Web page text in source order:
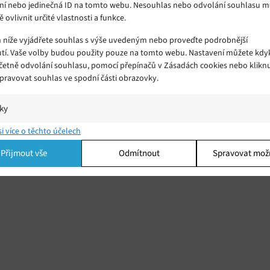
nebo jedinečná ID na tomto webu. Nesouhlas nebo odvolání souhlasu
ovlivnit určité vlastnosti a funkce.
vyjádřete souhlas s výše uvedeným nebo proveďte podrobnější
Vaše volby budou použity pouze na tomto webu. Nastavení můžete
odvolání souhlasu, pomocí přepínačů v Zásadách cookies nebo
souhlas ve spodní části obrazovky.
a/nebo přístup k informacím v zařízení, Porozumění publiku
kombinací údajů z různých zdrojů.
více o těchto účelech
Přijmout vše Odmítnout Spravovat